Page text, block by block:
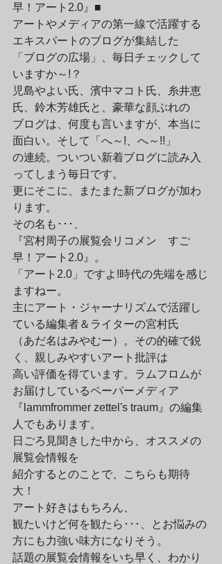
早！アート2.0』■
アートやメディアの第一線で活躍する
エキスパートのブログが集結した
「ブログの広場」、毎日チェックして
いますか～!？
児島やよい氏、濱中マコト氏、糸井恵
氏、鈴木芳雄氏と、豪華な顔ぶれの
ブログは、何度も言いますが、本当に
面白い。そして「へ～!、へ～!!」
の連続。ついつい新着ブログに読み入
ってしまう毎日です。
更にそこに、またまた新ブログが加わ
ります。
その名も･･･、
『宮村周子の展覧会リコメン　すご
早！アート2.0』。
「アート2.0」ですよ!時代の先端を感じ
ますねー。
主にアート・ジャーナリズムで活躍し
ている編集者＆ライターの宮村氏
（あだ名はみやむー）。その的確で鋭
く、親しみやすいアート批評は
高い評価を得ています。ラムフロムが
お届けしているペーパーメディア
『lammfrommer zettel's traum』の編集
人でもあります。
日ごろ見聞きした中から、オススメの
展覧会情報を
紹介するとのことで、こちらも期待
大！
アート好きはもちろん、
観たいけど何を観たら･･･、とお悩みの
方にも力強い味方になりそう。
話題の展覧会情報をいち早く、わかり